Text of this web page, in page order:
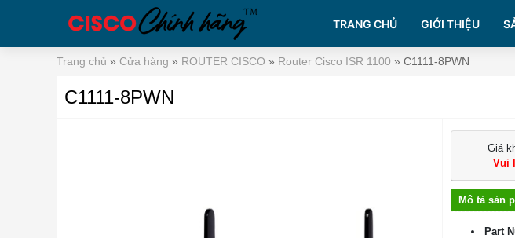
TRANG CHỦ GIỚI THIỆU
Trang chủ » Cửa hàng » ROUTER CISCO » Router Cisco ISR 1100 » C1111-8PWN
C1111-8PWN
Giá
Vui
Mô tả sản
Part